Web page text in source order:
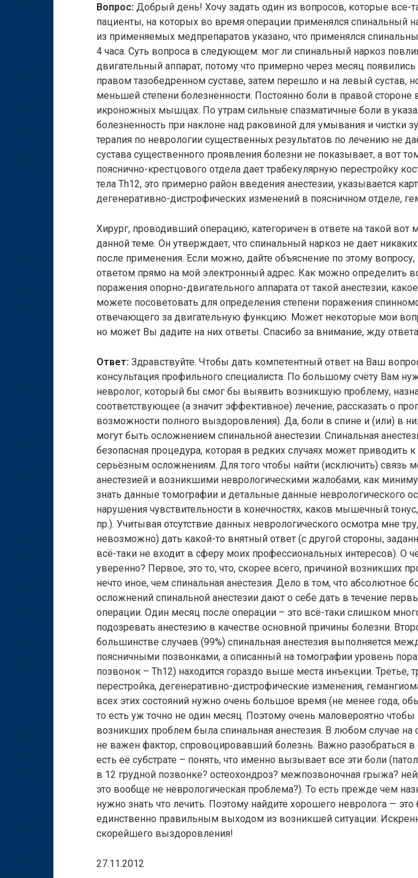
Вопрос: Добрый день! Хочу задать один из вопросов, которые все-
пациенты, на которых во время операции применялся спинальный
из применяемых медпрепаратов указано, что применялся
4 часа. Суть вопроса в следующем: мог ли спинальный наркоз
двигательный аппарат, потому что примерно через месяц
правом тазобедренном суставе, затем перешло и на левый сустав,
меньшей степени болезненности. Постоянно боли в правой
икроножных мышцах. По утрам сильные спазматичные боли в
болезненность при наклоне над раковиной для умывания и чистки
терапия по неврологии существенных результатов по лечению не
сустава существенного проявления болезни не показывает, а вот
пояснично-крестцового отдела дает трабекулярную перестройку
тела Th12, это примерно район введения анестезии, указывается
дегенеративно-дистрофических изменений в поясничном отделе,
Хирург, проводивший операцию, категоричен в ответе на такой вот
данной теме. Он утверждает, что спинальный наркоз не дает
после применения. Если можно, дайте объяснение по этому
ответом прямо на мой электронный адрес. Как можно определить
поражения опорно-двигательного аппарата от такой анестезии,
можете посоветовать для определения степени поражения
отвечающего за двигательную функцию. Может некоторые мои
но может Вы дадите на них ответы. Спасибо за внимание, жду
Ответ: Здравствуйте. Чтобы дать компетентный ответ на Ваш
консультация профильного специалиста. По большому счёту Вам
невролог, который бы смог бы выявить возникшую проблему,
соответствующее (а значит эффективное) лечение, рассказать о
возможности полного выздоровления). Да, боли в спине и (или) в
могут быть осложнением спинальной анестезии. Спинальная
безопасная процедура, которая в редких случаях может приводить
серьёзным осложнениям. Для того чтобы найти (исключить) связь
анестезией и возникшими неврологическими жалобами, как
знать данные томографии и детальные данные неврологического
нарушения чувствительности в конечностях, каков мышечный
пр.). Учитывая отсутствие данных неврологического осмотра мне
невозможно) дать какой-то внятный ответ (с другой стороны,
всё-таки не входит в сферу моих профессиональных интересов). О
уверенно? Первое, это то, что, скорее всего, причиной возникших
нечто иное, чем спинальная анестезия. Дело в том, что абсолютное
осложнений спинальной анестезии дают о себе дать в течение
операции. Один месяц после операции – это всё-таки слишком
подозревать анестезию в качестве основной причины болезни.
большинстве случаев (99%) спинальная анестезия выполняется
поясничными позвонками, а описанный на томографии уровень
позвонок – Th12) находится гораздо выше места инъекции. Третье,
перестройка, дегенеративно-дистрофические изменения,
всех этих состояний нужно очень большое время (не менее года,
то есть уж точно не один месяц. Поэтому очень маловероятно чтобы
возникших проблем была спинальная анестезия. В любом случае на
не важен фактор, спровоцировавший болезнь. Важно разобраться в
есть её субстрате – понять, что именно вызывает все эти боли
в 12 грудной позвонке? остеохондроз? межпозвоночная грыжа?
это вообще не неврологическая проблема?). То есть прежде чем
нужно знать что лечить. Поэтому найдите хорошего невролога — это
единственно правильным выходом из возникшей ситуации.
скорейшего выздоровления!
27.11.2012